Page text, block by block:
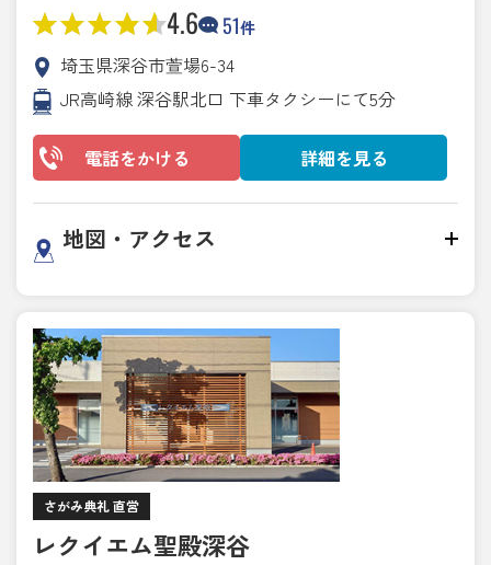
4.6 51件
埼玉県深谷市萱場6-34
JR高崎線 深谷駅北口 下車タクシーにて5分
電話をかける 詳細を見る
地図・アクセス
さがみ典礼 直営
レクイエム聖殿深谷